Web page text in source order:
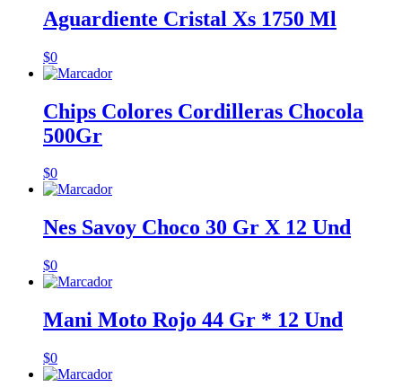
Aguardiente Cristal Xs 1750 Ml
$0
Chips Colores Cordilleras Chocola
500Gr
$0
Nes Savoy Choco 30 Gr X 12 Und
$0
Mani Moto Rojo 44 Gr * 12 Und
$0